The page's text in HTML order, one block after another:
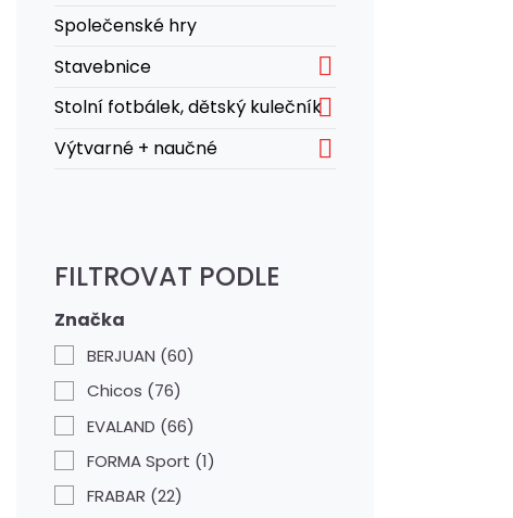
Společenské hry
Stavebnice

Stolní fotbálek, dětský kulečník
Výtvarné + naučné 
FILTROVAT PODLE
Značka
BERJUAN (60)
Chicos (76)
EVALAND (66)
FORMA Sport (1)
FRABAR (22)